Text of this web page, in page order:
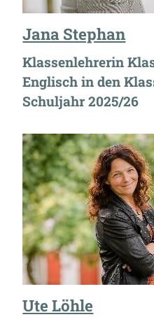
Jana Stephan
Klassenlehrerin
Englisch in den
Schuljahr 2025/26
Ute Löhle